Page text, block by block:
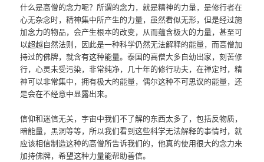
什么是高僧的念力呢？所谓的念力，就是精神的力量，是修行者在
心无杂念时，精神集中所产生的力量，虽然看似无形，但是经过施
加念力的物品，会产生根本的改变，从而蕴含极大的力量，甚至可
以超越自然法则，因此是一种科学仍然无法解释的能量，而高僧加
持过的佛牌，就含有这种能量。泰国的高僧大多自幼出家，刻苦修
行，心灵未受污染，非常纯净，几十年的修行功夫，在禅定时，精
神可以非常集中，拥有极大的能量，偶尔这种不可思议的能量，还
是会在不经意中显露出来。
信仰和迷信无关，宇宙中我们不了解的东西太多了，包括反物质，
暗能量，黑洞等等，所以我们看到这些科学无法解释的事情时，就
应该相信制造这种的高僧所告诉我们的，他真的使用很大的念力来
加持佛牌，希望这种力量能帮助善信。